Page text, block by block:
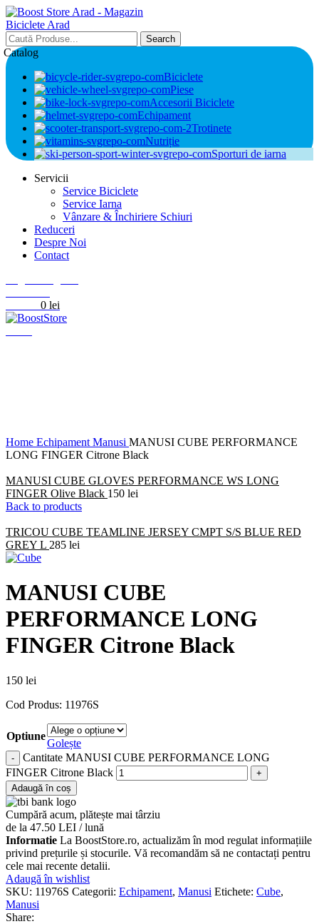
Search
Catalog
Biciclete
Piese
Accesorii Biciclete
Echipament
Trotinete
Nutriție
Sporturi de iarna
Servicii
Service Biciclete
Service Iarna
Vânzare & Închiriere Schiuri
Reduceri
Despre Noi
Contact
0 lei
Home Echipament Manusi MANUSI CUBE PERFORMANCE
LONG FINGER Citrone Black
MANUSI CUBE GLOVES PERFORMANCE WS LONG
FINGER Olive Black 150 lei
Back to products
TRICOU CUBE TEAMLINE JERSEY CMPT S/S BLUE RED
GREY L 285 lei
MANUSI CUBE
PERFORMANCE LONG
FINGER Citrone Black
150 lei
Cod Produs: 11976S
Optiune
Golește
Cantitate MANUSI CUBE PERFORMANCE LONG
FINGER Citrone Black
Adaugă în coș
Cumpără acum, plătește mai târziu
de la 47.50 LEI / lună
Informatie La BoostStore.ro, actualizăm în mod regulat informațiile
privind prețurile și stocurile. Vă recomandăm să ne contactați pentru
cele mai recente detalii.
Adaugă în wishlist
SKU: 11976S Categorii: Echipament, Manusi Etichete: Cube,
Manusi
Share: